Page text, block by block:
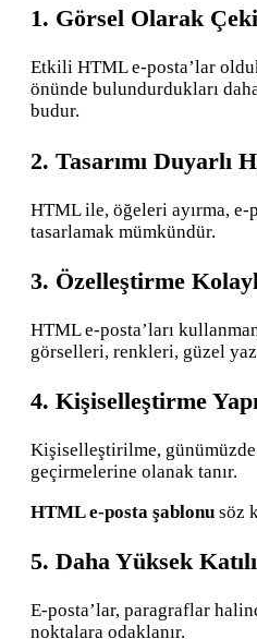
1. Görsel Olarak
Etkili HTML e-posta’lar
önünde bulundurdukları
budur.
2. Tasarımı Duyarlı
HTML ile, öğeleri ayırma,
tasarlamak mümkündür.
3. Özelleştirme
HTML e-posta’ları
görselleri, renkleri, güzel
4. Kişiselleştirme
Kişiselleştirilme,
geçirmelerine olanak tanır.
HTML e-posta şablonu söz
5. Daha Yüksek
E-posta’lar, paragraflar
noktalara odaklanır.